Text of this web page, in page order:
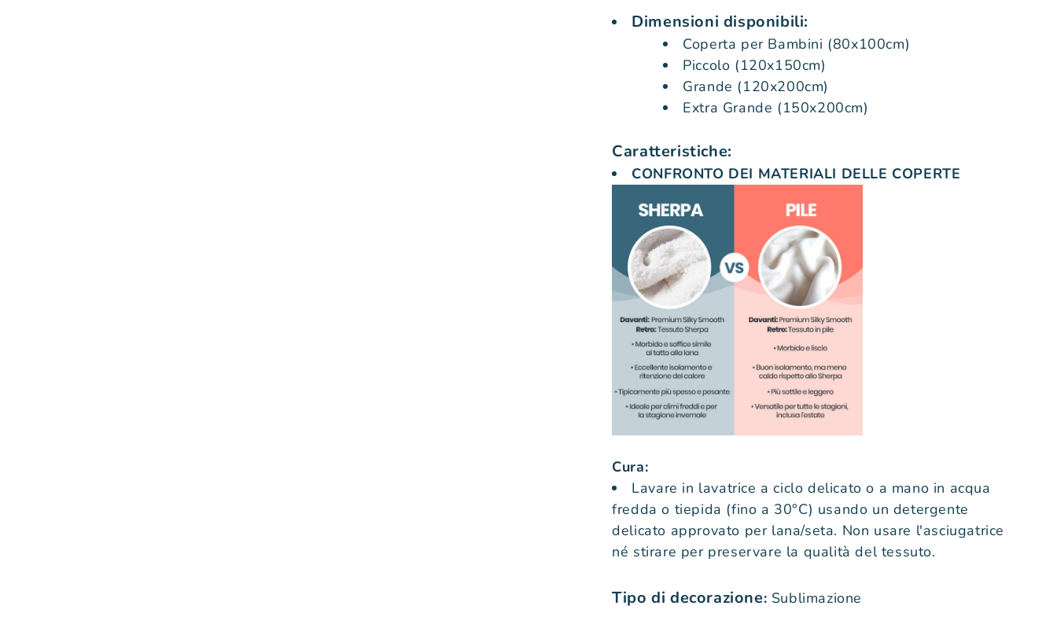
Dimensioni disponibili:
Coperta per Bambini (80x100cm)
Piccolo (120x150cm)
Grande (120x200cm)
Extra Grande (150x200cm)
Caratteristiche:
CONFRONTO DEI MATERIALI DELLE COPERTE
Cura:
Lavare in lavatrice a ciclo delicato o a mano in acqua
fredda o tiepida (fino a 30°C) usando un detergente
delicato approvato per lana/seta. Non usare l'asciugatrice
né stirare per preservare la qualità del tessuto.
Tipo di decorazione: Sublimazione